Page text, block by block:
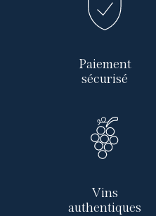
Paiement
sécurisé
Vins
authentiques